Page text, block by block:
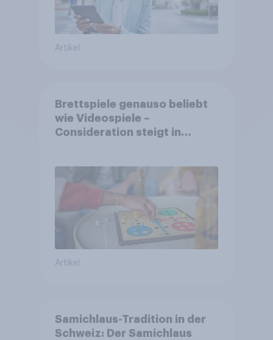
Artikel
Brettspiele genauso beliebt
wie Videospiele –
Consideration steigt in
Artikel
Samichlaus-Tradition in der
Schweiz: Der Samichlaus